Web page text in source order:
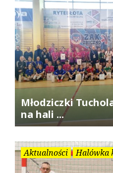
Młodziczki
na hali ...
Aktualności Halówka